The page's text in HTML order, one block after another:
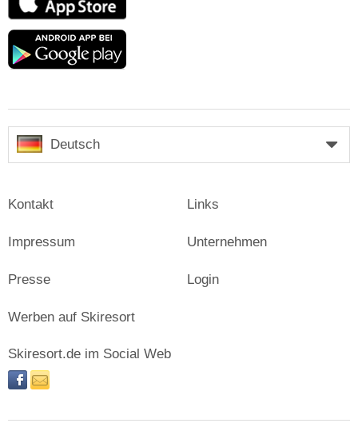
Store
Google
Deutsch
Kontakt
Impressum
Presse
Links
Unternehmen
Login
Werben auf Skiresort
Skiresort.de im Social Web
facebooknewsletter